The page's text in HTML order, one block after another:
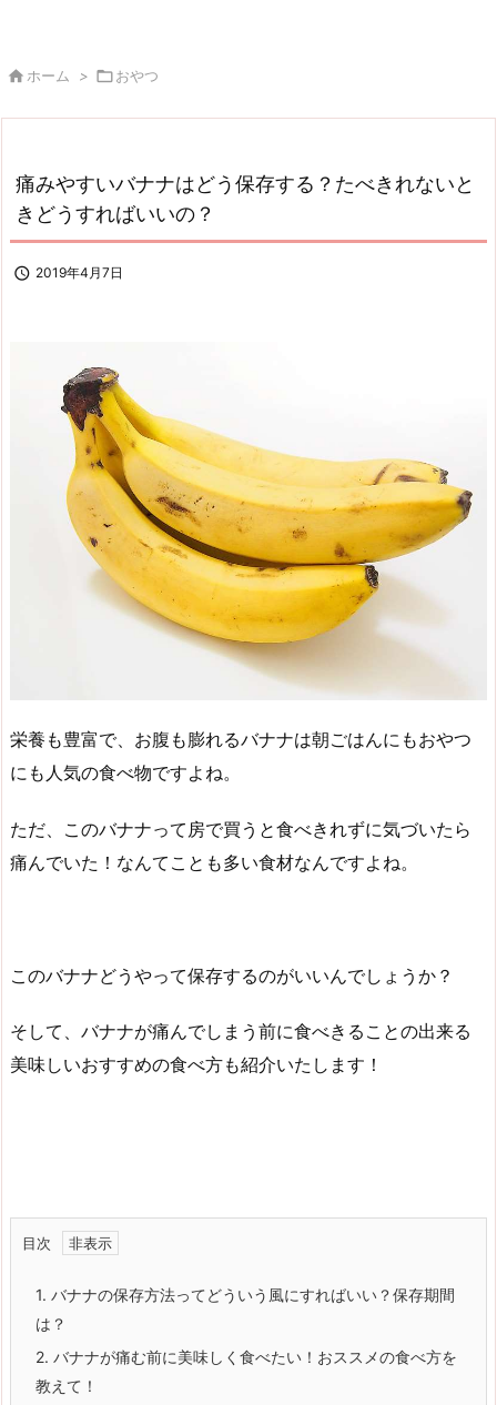
 ホーム > おやつ
痛みやすいバナナはどう保存する？たべきれないと
きどうすればいいの？
 2019年4月7日
栄養も豊富で、お腹も膨れるバナナは朝ごはんにもおやつ
にも人気の食べ物ですよね。
ただ、このバナナって房で買うと食べきれずに気づいたら
痛んでいた！なんてことも多い食材なんですよね。
このバナナどうやって保存するのがいいんでしょうか？
そして、バナナが痛んでしまう前に食べきることの出来る
美味しいおすすめの食べ方も紹介いたします！
目次
1. バナナの保存方法ってどういう風にすればいい？保存期間
は？
2. バナナが痛む前に美味しく食べたい！おススメの食べ方を
教えて！